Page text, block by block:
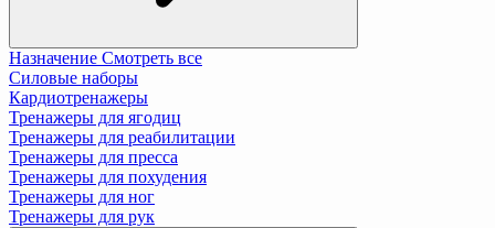
Назначение Смотреть все
Силовые наборы
Кардиотренажеры
Тренажеры для ягодиц
Тренажеры для реабилитации
Тренажеры для пресса
Тренажеры для похудения
Тренажеры для ног
Тренажеры для рук